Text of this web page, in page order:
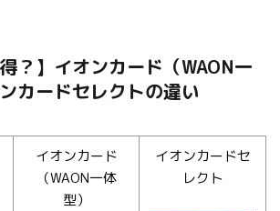
？】イオンカード（WAON一
カードセレクトの違い
イオンカード
（WAON一体
型）
イオンカードセ
レクト